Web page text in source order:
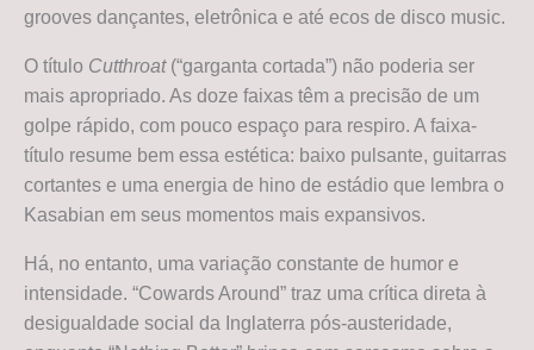
grooves dançantes, eletrônica e até ecos de disco music.
O título Cutthroat(“garganta cortada”) não poderia ser
mais apropriado. As doze faixas têm a precisão de um
golpe rápido, com pouco espaço para respiro. A faixa-
título resume bem essa estética: baixo pulsante, guitarras
cortantes e uma energia de hino de estádio que lembra o
Kasabian em seus momentos mais expansivos.
Há, no entanto, uma variação constante de humor e
intensidade. “Cowards Around” traz uma crítica direta à
desigualdade social da Inglaterra pós-austeridade,